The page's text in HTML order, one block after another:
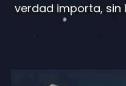
verdad importa, sin